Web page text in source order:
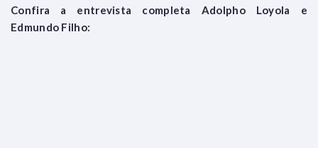
Confira a entrevista completa Adolpho Loyola e
Edmundo Filho: